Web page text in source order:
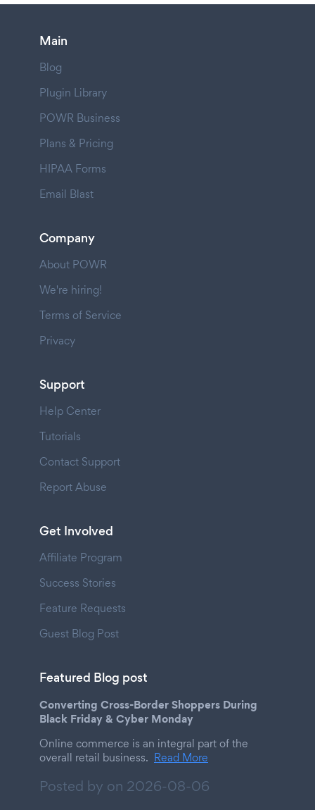
Main
Blog
Plugin Library
POWR Business
Plans & Pricing
HIPAA Forms
Email Blast
Company
About POWR
We're hiring!
Terms of Service
Privacy
Support
Help Center
Tutorials
Contact Support
Report Abuse
Get Involved
Affiliate Program
Success Stories
Feature Requests
Guest Blog Post
Featured Blog post
Converting Cross-Border Shoppers During
Black Friday & Cyber Monday
Online commerce is an integral part of the
overall retail business. Read More
Posted by on 2026-08-06